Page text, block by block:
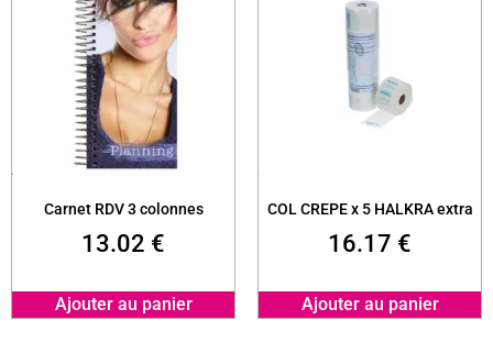
Carnet RDV 3 colonnes
13.02 €
Ajouter au panier
COL CREPE x 5 HALKRA extra
16.17 €
Ajouter au panier